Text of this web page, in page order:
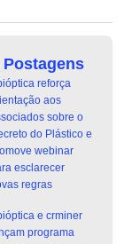
reforça
aos
sobre o
do Plástico e
webinar
esclarecer
regras
e crminer
programa